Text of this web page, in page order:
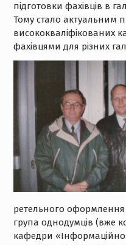
підготовки фахівців в
Тому стало актуальним
висококваліфікованих
фахівцями для різних
ретельного оформлення
група однодумців (вже
кафедри